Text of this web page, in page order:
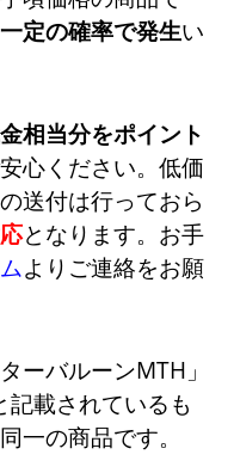
定の確率で発生い
相当分をポイント
心ください。低価
送付は行っておら
となります。お手
よりご連絡をお願
ーバルーンMTH」
記載されているも
一の商品です。